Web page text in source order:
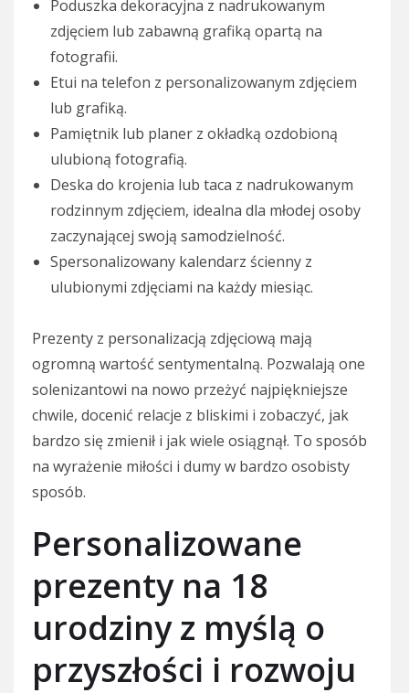
Poduszka dekoracyjna z nadrukowanym
zdjęciem lub zabawną grafiką opartą na
fotografii.
Etui na telefon z personalizowanym zdjęciem
lub grafiką.
Pamiętnik lub planer z okładką ozdobioną
ulubioną fotografią.
Deska do krojenia lub taca z nadrukowanym
rodzinnym zdjęciem, idealna dla młodej osoby
zaczynającej swoją samodzielność.
Spersonalizowany kalendarz ścienny z
ulubionymi zdjęciami na każdy miesiąc.
Prezenty z personalizacją zdjęciową mają
ogromną wartość sentymentalną. Pozwalają one
solenizantowi na nowo przeżyć najpiękniejsze
chwile, docenić relacje z bliskimi i zobaczyć, jak
bardzo się zmienił i jak wiele osiągnął. To sposób
na wyrażenie miłości i dumy w bardzo osobisty
sposób.
Personalizowane
prezenty na 18
urodziny z myślą o
przyszłości i rozwoju